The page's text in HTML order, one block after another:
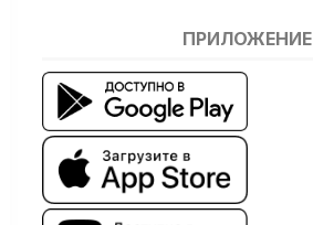
ПРИЛОЖЕНИЕ